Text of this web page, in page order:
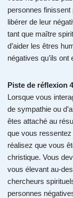
personnes finissent
libérer de leur
tant que maître
d’aider les êtres
négatives qu’ils
Piste de réflexion 4
Lorsque vous
de sympathie ou
êtes attaché au
que vous
réalisez que vous
christique. Vous
vous élevant au-
chercheurs
personnes